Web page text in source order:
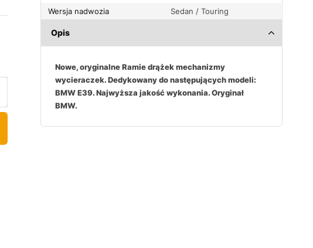
Wersja nadwozia
Sedan / Touring
Opis
Nowe, oryginalne Ramie drążek mechanizmy
wycieraczek. Dedykowany do następujących modeli:
BMW E39. Najwyższa jakość wykonania. Oryginał
BMW.